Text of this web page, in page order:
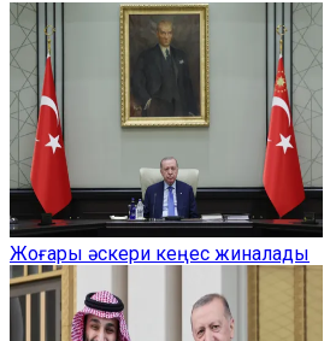
Жоғары әскери кеңес жиналады